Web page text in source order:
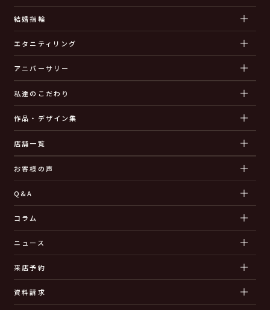
結婚指輪
エタニティリング
アニバーサリー
私達のこだわり
作品・デザイン集
店舗一覧
お客様の声
Q&A
コラム
ニュース
来店予約
資料請求